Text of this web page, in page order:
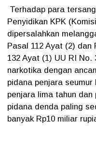
Terhadap para
Penyidikan KPK
dipersalahkan
Pasal 112 Ayat (2) dan
132 Ayat (1) UU RI No.
narkotika dengan
pidana penjara
penjara lima tahun dan
pidana denda paling
banyak Rp10 miliar